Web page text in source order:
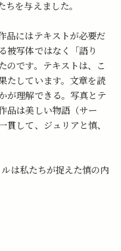
ちを与えました。
品にはテキストが必要だ
被写体ではなく「語り
のです。テキストは、こ
たしています。文章を読
が理解できる。写真とテ
品は美しい物語（サー
貫して、ジュリアと慎、
は私たちが捉えた慎の内